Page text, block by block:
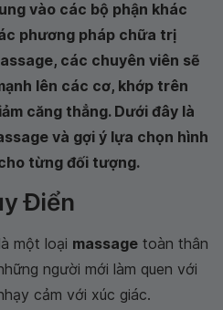
vào các bộ phận khác
phương pháp chữa trị
các chuyên viên sẽ
lên các cơ, khớp trên
căng thẳng. Dưới đây là
và gợi ý lựa chọn hình
từng đối tượng.
Điển
một loại massage toàn thân
người mới làm quen với
cảm với xúc giác.